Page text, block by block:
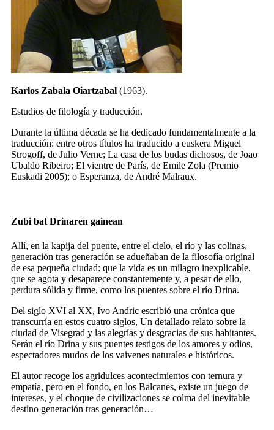
Karlos Zabala Oiartzabal (1963).
Estudios de filología y traducción.
Durante la última década se ha dedicado fundamentalmente a la
traducción: entre otros títulos ha traducido a euskera Miguel
Strogoff, de Julio Verne; La casa de los budas dichosos, de Joao
Ubaldo Ribeiro; El vientre de París, de Emile Zola (Premio
Euskadi 2005); o Esperanza, de André Malraux.
Zubi bat Drinaren gainean
Allí, en la kapija del puente, entre el cielo, el río y las colinas,
generación tras generación se adueñaban de la filosofía original
de esa pequeña ciudad: que la vida es un milagro inexplicable,
que se agota y desaparece constantemente y, a pesar de ello,
perdura sólida y firme, como los puentes sobre el río Drina.
Del siglo XVI al XX, Ivo Andric escribió una crónica que
transcurría en estos cuatro siglos, Un detallado relato sobre la
ciudad de Visegrad y las alegrías y desgracias de sus habitantes.
Serán el río Drina y sus puentes testigos de los amores y odios,
espectadores mudos de los vaivenes naturales e históricos.
El autor recoge los agridulces acontecimientos con ternura y
empatía, pero en el fondo, en los Balcanes, existe un juego de
intereses, y el choque de civilizaciones se colma del inevitable
destino generación tras generación…